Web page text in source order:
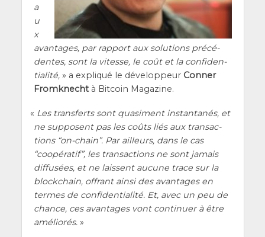
a
u
x
avan­tages, par rap­port aux solu­tions pré­cé­
dentes, sont la vitesse, le coût et la confi­den­
tia­li­té,» a expli­qué le déve­lop­peur Conner
Fromk­nechtà Bit­coin Magazine.
« Les trans­ferts sont qua­si­ment ins­tan­ta­nés, et
ne sup­posent pas les coûts liés aux tran­sac­
tions “on-chain”. Par ailleurs, dans le cas
“coopé­ra­tif”, les tran­sac­tions ne sont jamais
dif­fu­sées, et ne laissent aucune trace sur la
blo­ck­chain, offrant ain­si des avan­tages en
termes de confi­den­tia­li­té. Et, avec un peu de
chance, ces avan­tages vont conti­nuer à être
amé­lio­rés.»